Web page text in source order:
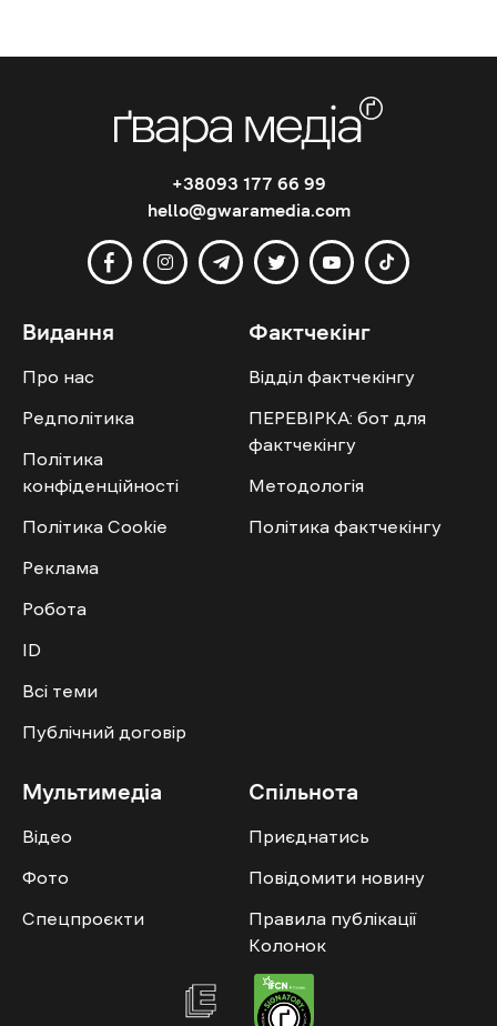
+38093 177 66 99
hello@gwaramedia.com
Видання
Про нас
Редполітика
Політика
конфіденційності
Політика Cookie
Реклама
Робота
ID
Всі теми
Публічний договір
Фактчекінг
Відділ фактчекінгу
ПЕРЕВІРКА: бот для
фактчекінгу
Методологія
Політика фактчекінгу
Мультимедіа
Відео
Фото
Спецпроєкти
Спільнота
Приєднатись
Повідомити новину
Правила публікації
Колонок